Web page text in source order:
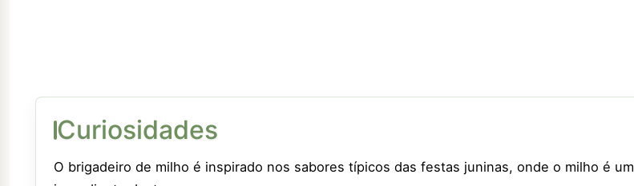
Curiosidades
O brigadeiro de milho é inspirado nos sabores típicos das festas juninas, onde o milho é um